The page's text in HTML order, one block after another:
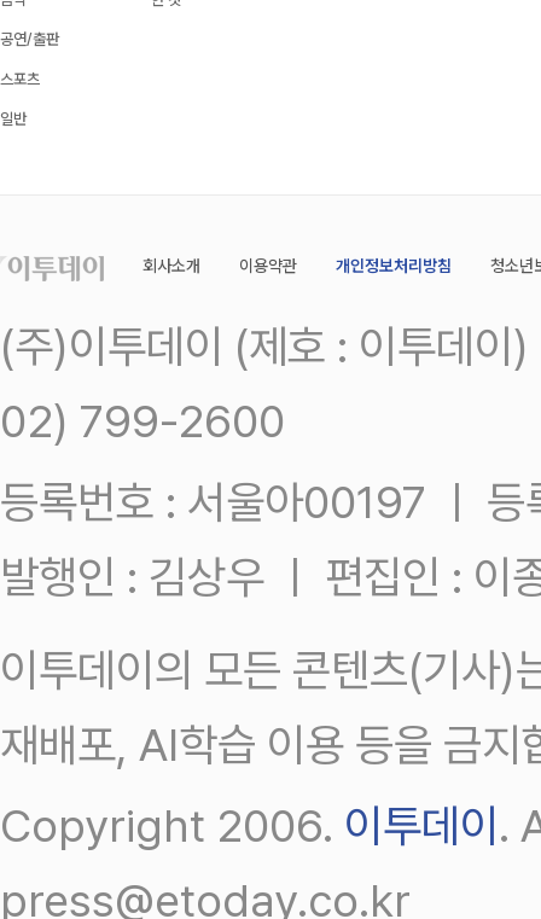
공연/출판
스포츠
일반
회사소개 이용약관 개인정보처리방침 청소년
(주)이투데이 (제호 : 이투데
02) 799-2600
등록번호 : 서울아00197 ㅣ
발행인 : 김상우 ㅣ 편집인 : 이
이투데이의 모든 콘텐츠(기사)
재배포, AI학습 이용 등을 금지
Copyright 2006. 이투데이.
press@etoday.co.kr